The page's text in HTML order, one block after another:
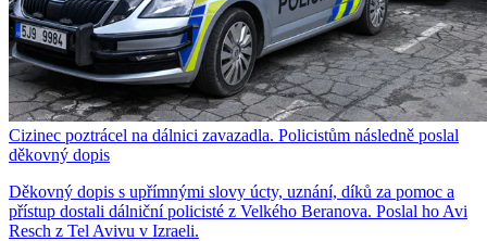
Cizinec poztrácel na dálnici zavazadla. Policistům následně poslal
děkovný dopis
Děkovný dopis s upřímnými slovy úcty, uznání, díků za pomoc a
přístup dostali dálniční policisté z Velkého Beranova. Poslal ho Avi
Resch z Tel Avivu v Izraeli.